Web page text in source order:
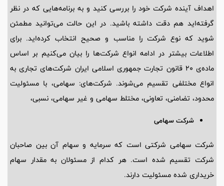
اهداف آینده شرکت خود را بررسی کنید و به برنامه‌هایی که در نظر
گرفته‌اید هم دقت داشته باشید. در این حالت می‌توانید مطمئن
شوید که نوع شرکت را مناسب و صحیح انتخاب کرده‌اید. برای
اطلاعات بیشتر در ادامه انواع شرکت‌ها را بیان می‌کنیم بر اساس
ماده‌ی ۲۰ قانون تجارت جمهوری اسلامی ایران شرکت‌های تجاری به
انواع مختلفی تقسیم می‌شوند. شرکت‌های: سهامی، با مسئولیت
محدود، تضامنی، تعاونی، مختلط سهامی و غیر سهامی، نسبی،
شرکت سهامی
شرکت سهامی شرکتی است که سرمایه و سهام آن بین صاحبان
شرکت تقسیم شده است. هر کدام از مسئولان به مقدار سهام
خریداری شده مسئولیت دارند.